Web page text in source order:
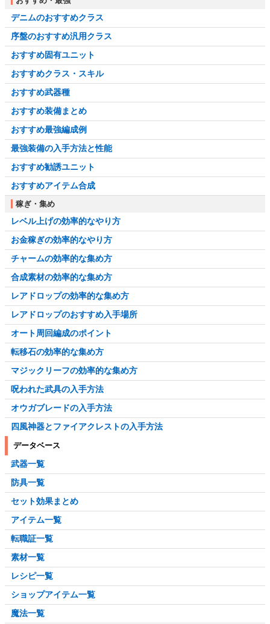
デニムのおすすめクラス
序盤のおすすめ汎用クラス
おすすめ固有ユニット
おすすめクラス・スキル
おすすめ武器種
おすすめ装備まとめ
おすすめ最強編成例
最強装備の入手方法と性能
おすすめ勧誘ユニット
おすすめアイテム合成
稼ぎ・集め
レベル上げの効率的なやり方
お金稼ぎの効率的なやり方
チャームの効率的な集め方
合成素材の効率的な集め方
レアドロップの効率的な集め方
レアドロップのおすすめ入手場所
オート周回編成のポイント
転移石の効率的な集め方
マジックリーフの効率的な集め方
呪われた武具の入手方法
オウガブレードの入手方法
四風神器とファイアクレストの入手方法
データベース
武器一覧
防具一覧
セット効果まとめ
アイテム一覧
転職証一覧
素材一覧
レシピ一覧
ショップアイテム一覧
魔法一覧